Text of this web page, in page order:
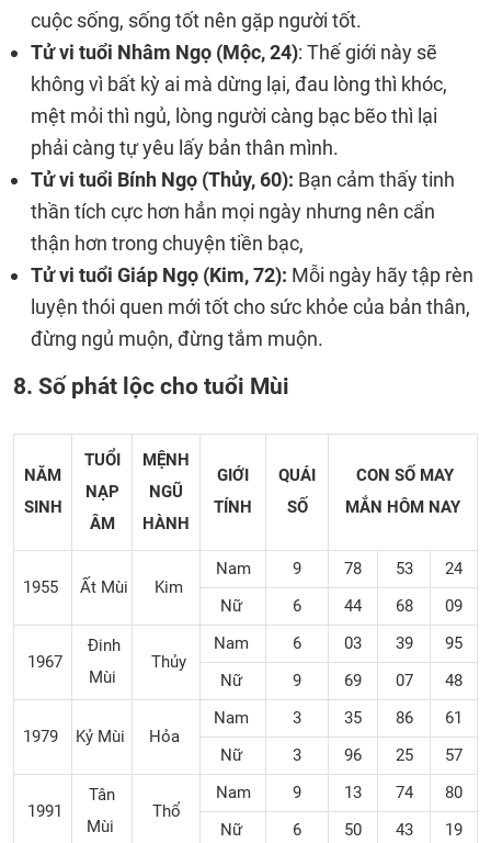
cuộc sống, sống tốt nên gặp người tốt.
Tử vi tuổi Nhâm Ngọ (Mộc, 24): Thế giới này sẽ
không vì bất kỳ ai mà dừng lại, đau lòng thì khóc,
mệt mỏi thì ngủ, lòng người càng bạc bẽo thì lại
phải càng tự yêu lấy bản thân mình.
Tử vi tuổi Bính Ngọ (Thủy, 60): Bạn cảm thấy tinh
thần tích cực hơn hẳn mọi ngày nhưng nên cẩn
thận hơn trong chuyện tiền bạc,
Tử vi tuổi Giáp Ngọ (Kim, 72): Mỗi ngày hãy tập rèn
luyện thói quen mới tốt cho sức khỏe của bản thân,
đừng ngủ muộn, đừng tắm muộn.
8. Số phát lộc cho tuổi Mùi
NĂM
SINH
TUỔI
NẠP
ÂM
MỆNH
NGŨ
HÀNH
GIỚI
TÍNH
QUÁI
SỐ
CON SỐ MAY
MẮN HÔM NAY
1955 Ất Mùi Kim
Nam 9 78 53
24
Nữ
6 44 68 09
1967
Đinh
Mùi
Thủy
Nam 6 03 39
95
Nữ
9 69 07 48
1979 Kỷ Mùi Hỏa
Nam 3 35 86
61
Nữ
3 96 25 57
1991
Tân
Mùi
Thổ
Nam 9 13 74
80
Nữ
6 50 43 19